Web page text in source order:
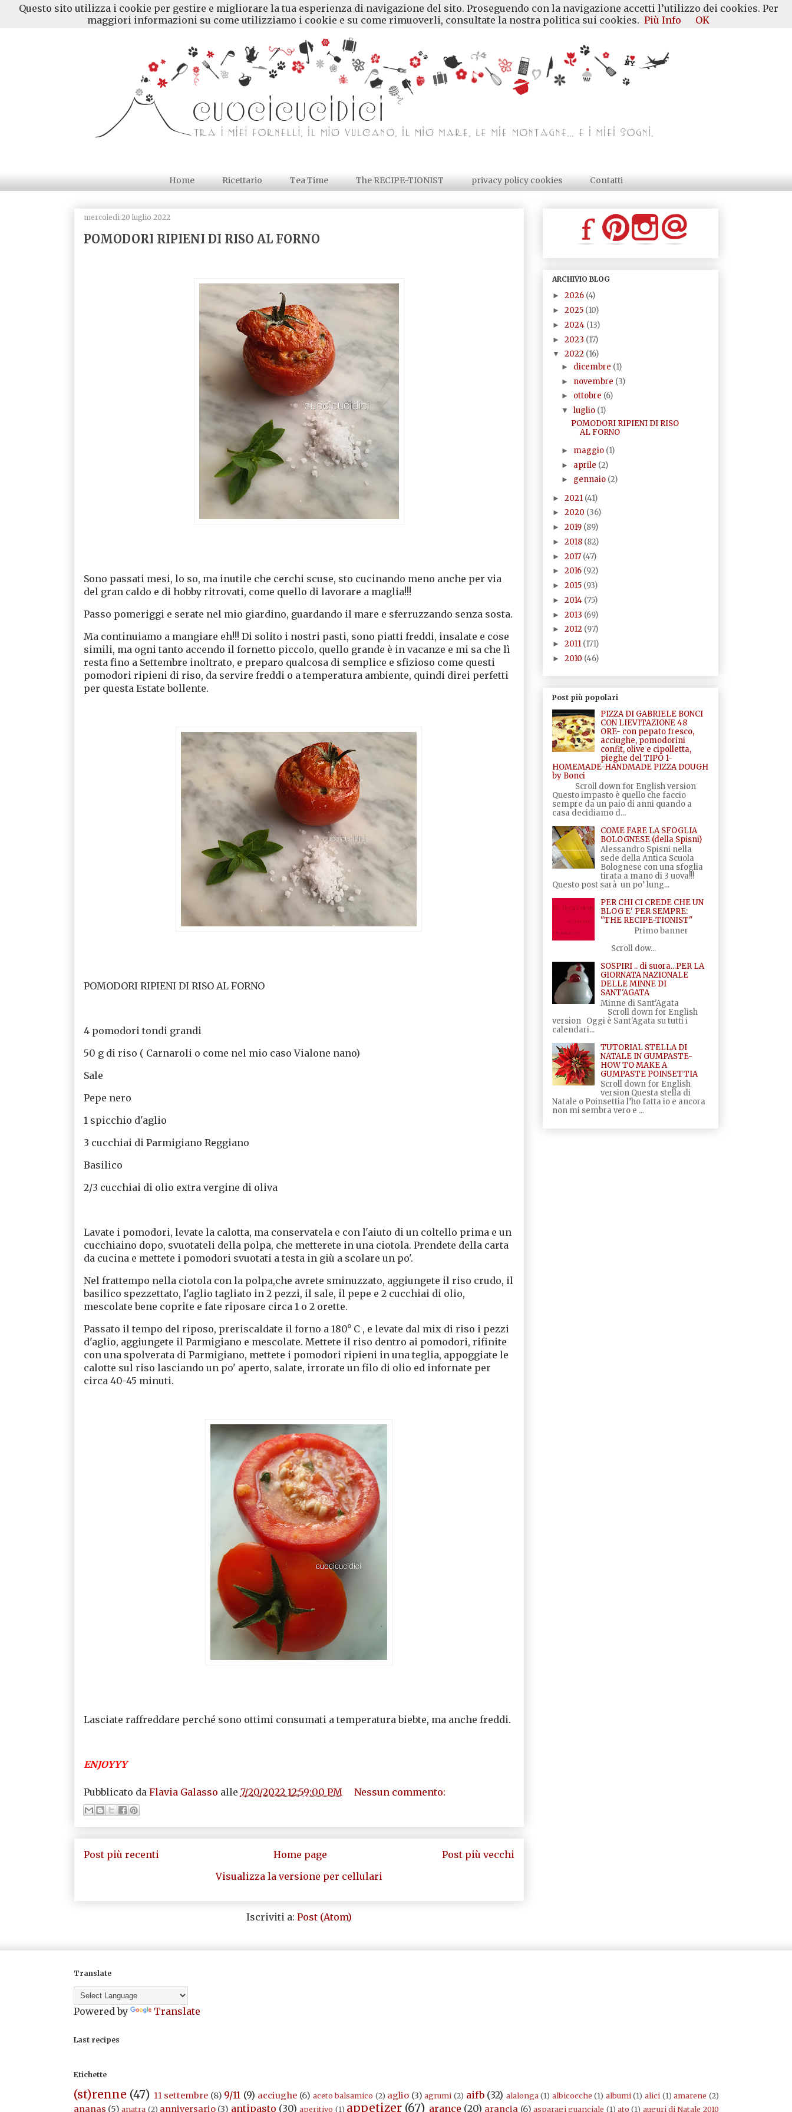
Home Ricettario Tea Time The RECIPE-TIONIST privacy policy cookies Contatti
mercoledì 20 luglio 2022
POMODORI RIPIENI DI RISO AL FORNO
Sono passati mesi, lo so, ma inutile che cerchi scuse, sto cucinando meno anche per via
del gran caldo e di hobby ritrovati, come quello di lavorare a maglia!!!
Passo pomeriggi e serate nel mio giardino, guardando il mare e sferruzzando senza sosta.
Ma continuiamo a mangiare eh!!! Di solito i nostri pasti, sono piatti freddi, insalate e cose
simili, ma ogni tanto accendo il fornetto piccolo, quello grande è in vacanze e mi sa che lì
resta fino a Settembre inoltrato, e preparo qualcosa di semplice e sfizioso come questi
pomodori ripieni di riso, da servire freddi o a temperatura ambiente, quindi direi perfetti
per questa Estate bollente.
POMODORI RIPIENI DI RISO AL FORNO
4 pomodori tondi grandi
50 g di riso ( Carnaroli o come nel mio caso Vialone nano)
Sale
Pepe nero
1 spicchio d'aglio
3 cucchiai di Parmigiano Reggiano
Basilico
2/3 cucchiai di olio extra vergine di oliva
Lavate i pomodori, levate la calotta, ma conservatela e con l'aiuto di un coltello prima e un
cucchiaino dopo, svuotateli della polpa, che metterete in una ciotola. Prendete della carta
da cucina e mettete i pomodori svuotati a testa in giù a scolare un po'.
Nel frattempo nella ciotola con la polpa,che avrete sminuzzato, aggiungete il riso crudo, il
basilico spezzettato, l'aglio tagliato in 2 pezzi, il sale, il pepe e 2 cucchiai di olio,
mescolate bene coprite e fate riposare circa 1 o 2 orette.
Passato il tempo del riposo, preriscaldate il forno a 180⁰ C , e levate dal mix di riso i pezzi
d'aglio, aggiungete il Parmigiano e mescolate. Mettete il riso dentro ai pomodori, rifinite
con una spolverata di Parmigiano, mettete i pomodori ripieni in una teglia, appoggiate le
calotte sul riso lasciando un po' aperto, salate, irrorate un filo di olio ed infornate per
circa 40-45 minuti.
Lasciate raffreddare perché sono ottimi consumati a temperatura biebte, ma anche freddi.
ENJOYYY
Pubblicato da Flavia Galasso alle 7/20/2022 12:59:00 PM Nessun commento:
Post più recenti Post più vecchi
Home page
Visualizza la versione per cellulari
Iscriviti a: Post (Atom)
ARCHIVIO BLOG
► 2026 (4)
► 2025 (10)
► 2024 (13)
► 2023 (17)
▼ 2022 (16)
► dicembre (1)
► novembre (3)
► ottobre (6)
▼luglio (1)
POMODORI RIPIENI DI RISO
AL FORNO
► maggio (1)
► aprile (2)
► gennaio (2)
► 2021 (41)
► 2020 (36)
► 2019 (89)
► 2018 (82)
► 2017 (47)
► 2016 (92)
► 2015 (93)
► 2014 (75)
► 2013 (69)
► 2012 (97)
► 2011 (171)
► 2010 (46)
Post più popolari
PIZZA DI GABRIELE BONCI
CON LIEVITAZIONE 48
ORE- con pepato fresco,
acciughe, pomodorini
confit, olive e cipolletta,
pieghe del TIPO 1-
HOMEMADE-HANDMADE PIZZA DOUGH
by Bonci
Scroll down for English version
Questo impasto è quello che faccio
sempre da un paio di anni quando a
casa decidiamo d...
COME FARE LA SFOGLIA
BOLOGNESE (della Spisni)
Alessandro Spisni nella
sede della Antica Scuola
Bolognese con una sfoglia
tirata a mano di 3 uova!!!
Questo post sarà un po’ lung...
PER CHI CI CREDE CHE UN
BLOG E' PER SEMPRE:
"THE RECIPE-TIONIST"
Primo banner
Scroll dow...
SOSPIRI .. di suora...PER LA
GIORNATA NAZIONALE
DELLE MINNE DI
SANT'AGATA
Minne di Sant'Agata
Scroll down for English
version Oggi è Sant'Agata su tutti i
calendari...
TUTORIAL STELLA DI
NATALE IN GUMPASTE-
HOW TO MAKE A
GUMPASTE POINSETTIA
Scroll down for English
version Questa stella di
Natale o Poinsettia l’ho fatta io e ancora
non mi sembra vero e ...
Translate
Powered by Translate
Last recipes
Etichette
(st)renne (47) 11 settembre (8) 9/11 (9) acciughe (6) aceto balsamico (2) aglio (3) agrumi (2) aifb (32) alalonga (1) albicocche (1) albumi (1) alici (1) amarene (2)
ananas (5) anatra (2) anniversario (3) antipasto (30) aperitivo (1) appetizer (67) arance (20) arancia (6) asparagi guanciale (1) ato (1) auguri di Natale 2010
Questo sito utilizza i cookie per gestire e migliorare la tua esperienza di navigazione del sito. Proseguendo con la navigazione accetti l’utilizzo dei cookies. Per
maggiori informazioni su come utilizziamo i cookie e su come rimuoverli, consultate la nostra politica sui cookies. Più Info OK